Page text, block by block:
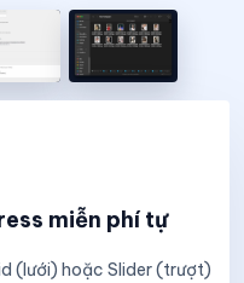
miễn phí tự
(lưới) hoặc Slider (trượt)